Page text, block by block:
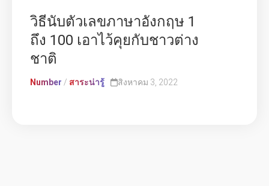
วิธีนับตัวเลขภาษาอังกฤษ 1
ถึง 100 เอาไว้คุยกับชาวต่าง
ชาติ
Number / สาระน่ารู้ สิงหาคม 3, 2022